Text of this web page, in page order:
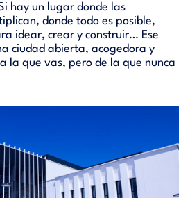
hay un lugar donde las
donde todo es posible,
idear, crear y construir… Ese
ciudad abierta, acogedora y
la que vas, pero de la que nunca